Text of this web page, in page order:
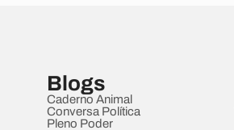
Blogs
Caderno Animal
Conversa Política
Pleno Poder